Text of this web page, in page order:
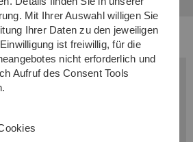
20. - 23.03.2023
zwischen
möglich. Anmeldeschluss:
Mit Ihrer Auswahl willigen Sie
Ihrer Daten zu den jeweiligen
ist freiwillig, für die
nicht erforderlich und
Aufruf des Consent Tools